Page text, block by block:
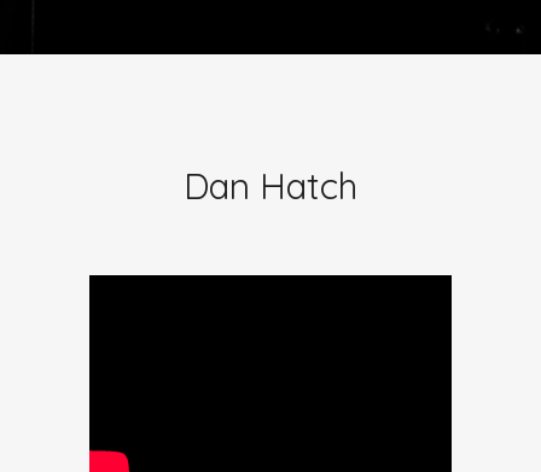
Dan Hatch